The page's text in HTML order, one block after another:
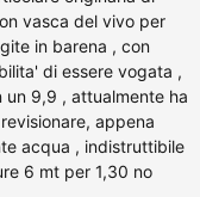
vasca del vivo per
in barena , con
di essere vogata ,
9,9 , attualmente ha
appena
acqua , indistruttibile
6 mt per 1,30 no